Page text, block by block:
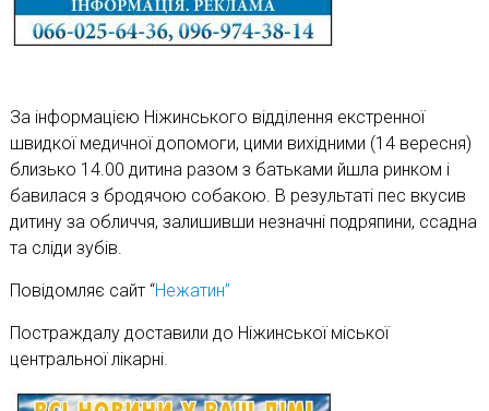
За інформацією Ніжинського відділення екстренної
швидкої медичної допомоги, цими вихідними (14 вересня)
близько 14.00 дитина разом з батьками йшла ринком і
бавилася з бродячою собакою. В результаті пес вкусив
дитину за обличчя, залишивши незначні подряпини, ссадна
та сліди зубів.
Повідомляє сайт “Нежатин”
Постраждалу доставили до Ніжинської міської
центральної лікарні.